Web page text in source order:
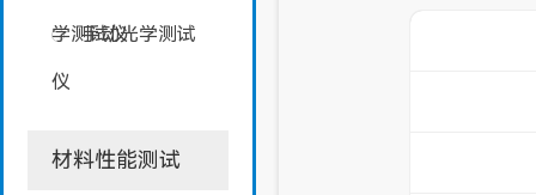
学测试仪
手动光学测试
仪
材料性能测试